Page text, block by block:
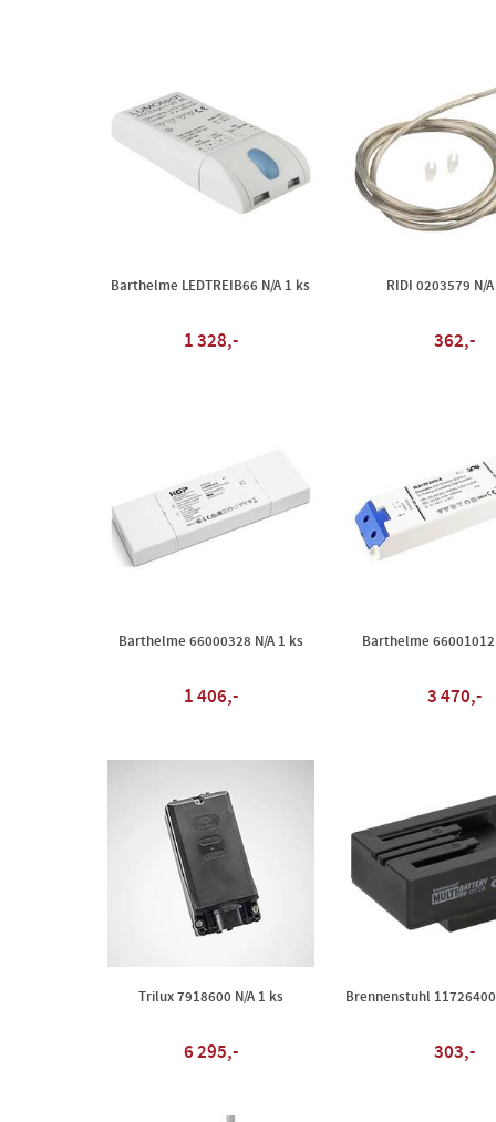
Barthelme LEDTREIB66 N/A 1 ks
1 328,-
RIDI 0203579 N/
362,-
Barthelme 66000328 N/A 1 ks
1 406,-
Barthelme 66001012
3 470,-
Trilux 7918600 N/A 1 ks
6 295,-
Brennenstuhl
303,-